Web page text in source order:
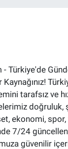
Türkiye'de
tarafsız ve
doğruluk,
ekonomi,
7/24
güvenilir